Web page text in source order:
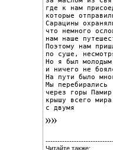
где к нам
которые
Сарацины
что немного
нам наше
Поэтому нам
по суше,
Но я был молодым
и ничего не
На пути было
Мы перебирались
через горы
крышу всего
с двумя
Читайте также: